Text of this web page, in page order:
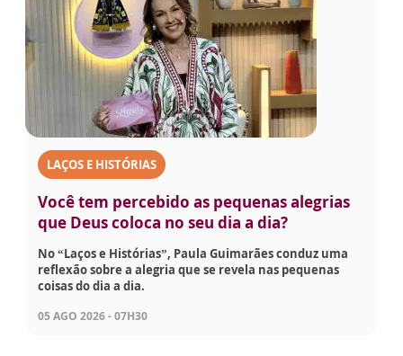
LAÇOS E HISTÓRIAS
Você tem percebido as pequenas alegrias
que Deus coloca no seu dia a dia?
No “Laços e Histórias”, Paula Guimarães conduz uma
reflexão sobre a alegria que se revela nas pequenas
coisas do dia a dia.
05 AGO 2026 - 07H30